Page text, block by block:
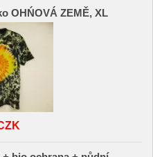
OHŃOVÁ ZEMĚ, XL